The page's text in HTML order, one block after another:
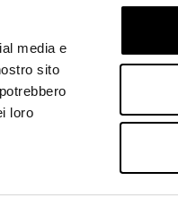
media e
sito
loro
&